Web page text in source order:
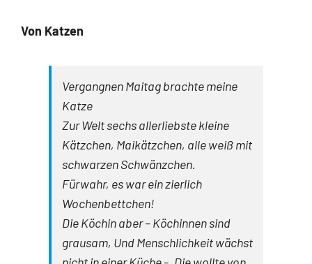
Von Katzen
Vergangnen Maitag brachte meine
Katze
Zur Welt sechs allerliebste kleine
Kätzchen, Maikätzchen, alle weiß mit
schwarzen Schwänzchen.
Fürwahr, es war ein zierlich
Wochenbettchen!
Die Köchin aber – Köchinnen sind
grausam, Und Menschlichkeit wächst